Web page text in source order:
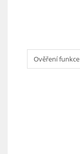
Ověření funkce